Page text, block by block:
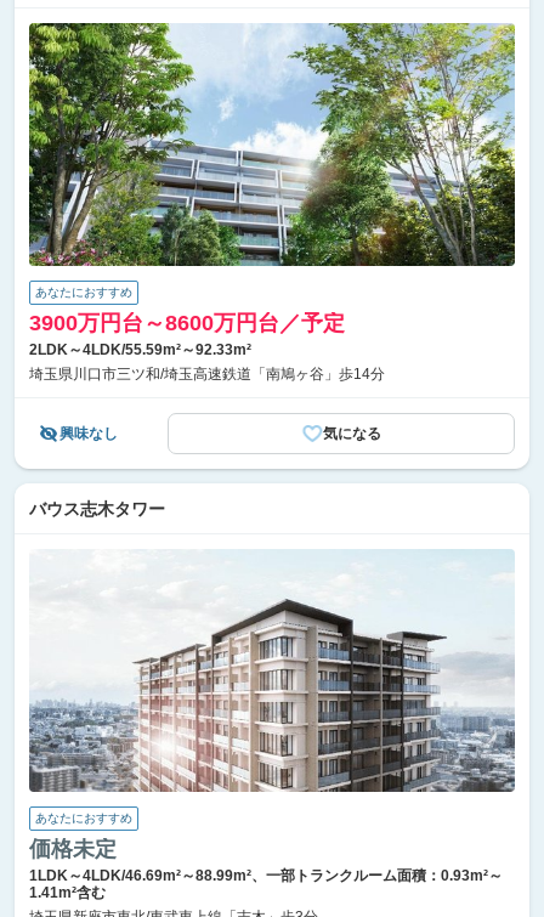
あなたにおすすめ
3900万円台～8600万円台／予定
2LDK～4LDK/55.59m²～92.33m²
埼玉県川口市三ツ和/埼玉高速鉄道「南鳩ヶ谷」歩14分
興味なし 気になる
バウス志木タワー
あなたにおすすめ
価格未定
1LDK～4LDK/46.69m²～88.99m²、一部トランクルーム面積：0.93m²～
1.41m²含む